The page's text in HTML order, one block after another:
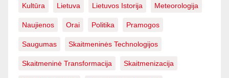
Kultūra Lietuva Lietuvos Istorija Meteorologija
Naujienos Orai Politika Pramogos
Saugumas Skaitmeninės Technologijos
Skaitmeninė Transformacija Skaitmenizacija